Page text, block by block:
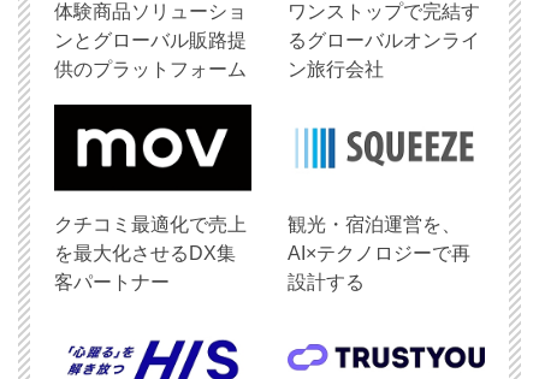
体験商品ソリューショ
ンとグローバル販路提
供のプラットフォーム
ワンストップで完結す
るグローバルオンライ
ン旅行会社
クチコミ最適化で売上
を最大化させるDX集
客パートナー
観光・宿泊運営を、
AI×テクノロジーで再
設計する